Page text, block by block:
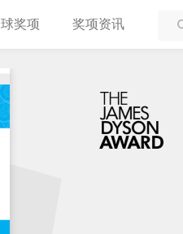
奖项 奖项资讯